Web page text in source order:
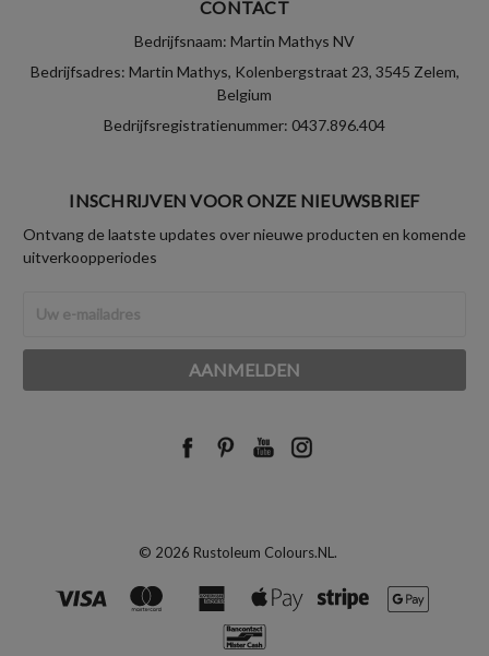
CONTACT
Bedrijfsnaam: Martin Mathys NV
Bedrijfsadres: Martin Mathys, Kolenbergstraat 23, 3545 Zelem,
Belgium
Bedrijfsregistratienummer: 0437.896.404
INSCHRIJVEN VOOR ONZE NIEUWSBRIEF
Ontvang de laatste updates over nieuwe producten en komende
uitverkoopperiodes
mailadres
© 2026 Rustoleum Colours.NL.